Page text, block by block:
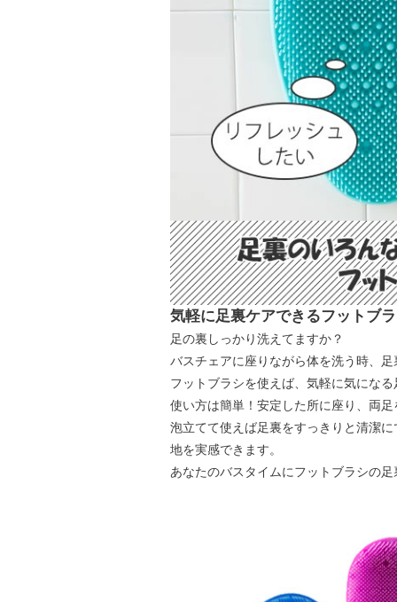
気軽に足裏ケアできるフットブ
足の裏しっかり洗えてますか？
バスチェアに座りながら体を洗う時、
フットブラシを使えば、気軽に気にな
使い方は簡単！安定した所に座り、両
泡立てて使えば足裏をすっきりと清潔
地を実感できます。
あなたのバスタイムにフットブラシの